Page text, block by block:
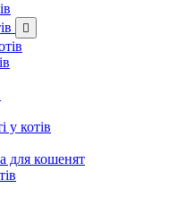

у котів
для кошенят